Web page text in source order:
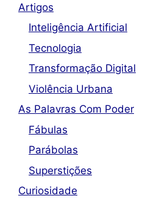
Artigos
Inteligência Artificial
Tecnologia
Transformação Digital
Violência Urbana
As Palavras Com Poder
Fábulas
Parábolas
Superstições
Curiosidade